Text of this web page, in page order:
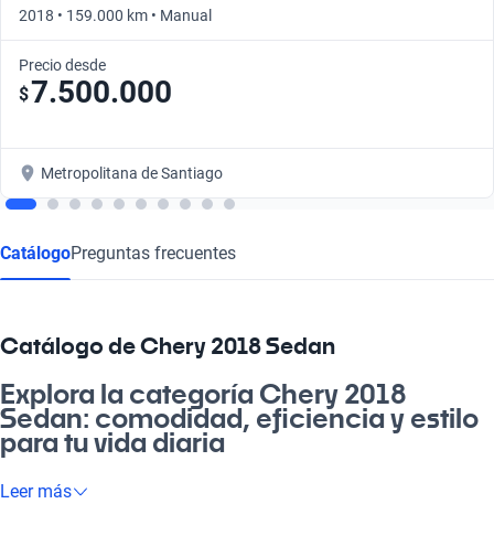
2018 • 159.000 km • Manual
Precio desde
$7.500.000
Metropolitana de Santiago
CatálogoPreguntas frecuentes
Catálogo de Chery 2018 Sedan
Explora la categoría Chery 2018
Sedan: comodidad, eficiencia y estilo
para tu vida diaria
¿Estás buscando un auto que se adapte a tu estilo de vida y
Leer más